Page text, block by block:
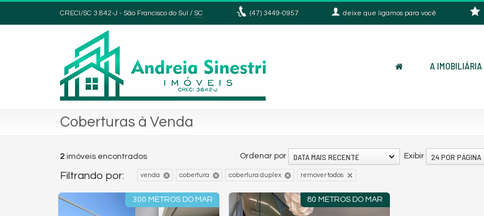
CRECI/SC 3.842-J - São Francisco do Sul / SC (47)3449-0957 deixe que ligamos para você
A IMOBILIÁRIA
Coberturas à Venda
2 imóveis encontrados Exibir 24 POR PÁGINA
Ordenar por DATA MAIS RECENTE
Filtrando por: venda cobertura cobertura duplex remover todos
300 METROS DO MAR 80 METROS DO MAR